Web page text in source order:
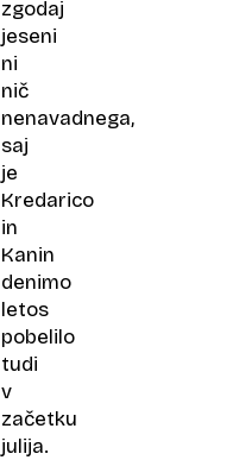
zgodaj
jeseni
ni
nič
nenavadnega,
saj
je
Kredarico
in
Kanin
denimo
letos
pobelilo
tudi
v
začetku
julija.